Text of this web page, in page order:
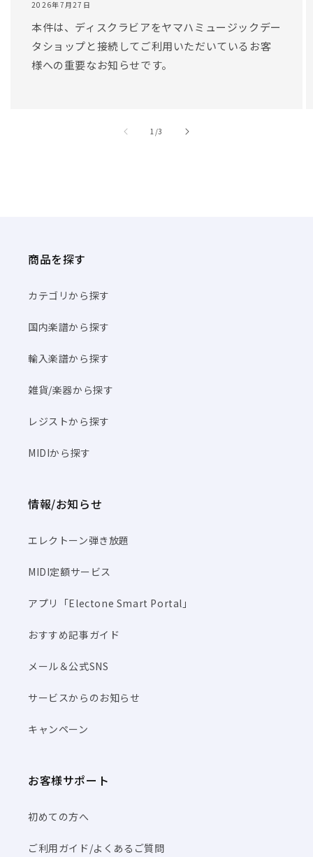
商品を探す
カテゴリから探す
国内楽譜から探す
輸入楽譜から探す
雑貨/楽器から探す
レジストから探す
MIDIから探す
情報/お知らせ
エレクトーン弾き放題
MIDI定額サービス
アプリ「Electone Smart Portal」
おすすめ記事ガイド
メール＆公式SNS
サービスからのお知らせ
キャンペーン
お客様サポート
初めての方へ
ご利用ガイド/よくあるご質問